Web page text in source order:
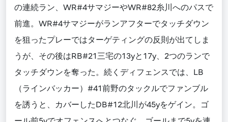
の連続ラン、WR#4サマジーやWR#82糸川へのパスで
前進。WR#4サマジーがランアフターでタッチダウン
を狙ったプレーではターゲティングの反則が出てしま
うが、その後はRB#21三宅の13yと17y、2つのランで
タッチダウンを奪った。続くディフェンスでは、LB
（ラインバッカー）#41前野のタックルでファンブル
を誘うと、カバーしたDB#12北川が45yをゲイン。ゴ